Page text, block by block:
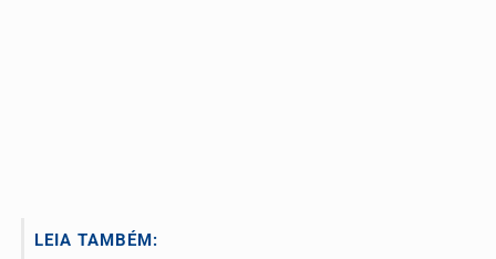
LEIA TAMBÉM: